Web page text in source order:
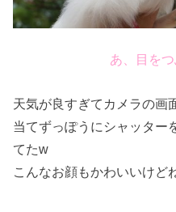
あ、目を
天気が良すぎてカメラの画
当てずっぽうにシャッター
てたw
こんなお顔もかわいいけど